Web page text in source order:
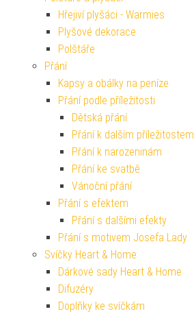
Hřejiví plyšáci - Warmies
Plyšové dekorace
Polštáře
Přání
Kapsy a obálky na peníze
Přání podle příležitosti
Dětská přání
Přání k dalším příležitostem
Přání k narozeninám
Přání ke svatbě
Vánoční přání
Přání s efektem
Přání s dalšími efekty
Přání s motivem Josefa Lady
Svíčky Heart & Home
Dárkové sady Heart & Home
Difuzéry
Doplňky ke svíčkám